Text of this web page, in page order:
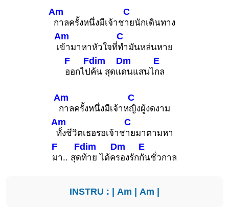
Am
กาลครั้งหนึ่งมีเจ้าช
C
ายนักเดินทาง
เ
Am
ข้ามาหาหัวใจที่
C
ทำมันหล่นหาย
F
ออกไป
Fdim
ค้น สุดแ
Dm
ดนแสนไ
E
กล
Am
กาลครั้งหนึ่งมีเจ้าห
C
ญิงผู้งดงาม
Am
ทั้งชีวิตเธอรอเจ้าช
C
ายมาตามหา
F
มา.. สุด
Fdim
ท้าย ได้ค
Dm
รองรัก
E
กันชั่วกาล
INSTRU : | Am | Am |